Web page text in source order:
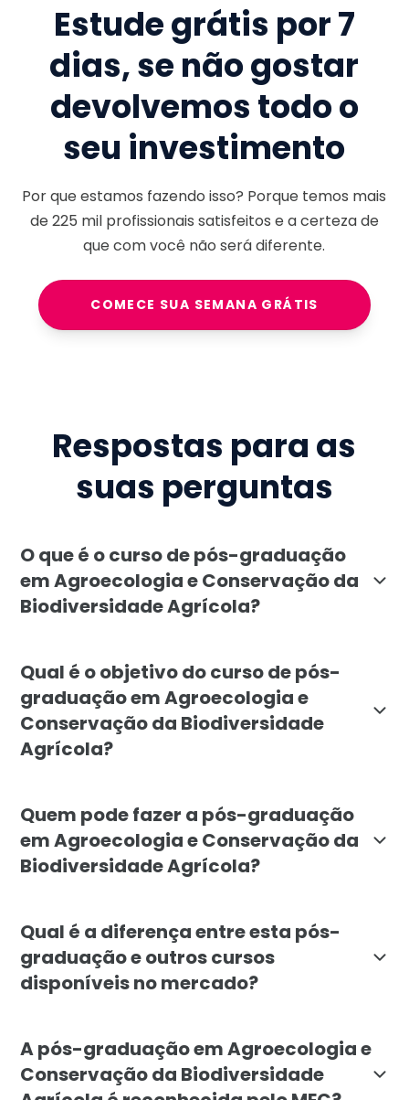
Estude grátis por 7
dias, se não gostar
devolvemos todo o
seu investimento
Por que estamos fazendo isso? Porque temos mais
de225 milprofissionais satisfeitos e a certeza de
que com você não será diferente.
COMECE SUA SEMANA GRÁTIS
Respostas para as
suas perguntas
O que é o curso de pós-graduação
em Agroecologia e Conservação da
Biodiversidade Agrícola?
Qual é o objetivo do curso de pós-
graduação em Agroecologia e
Conservação da Biodiversidade
Agrícola?
Quem pode fazer a pós-graduação
em Agroecologia e Conservação da
Biodiversidade Agrícola?
Qual é a diferença entre esta pós-
graduação e outros cursos
disponíveis no mercado?
A pós-graduação em Agroecologia e
Conservação da Biodiversidade